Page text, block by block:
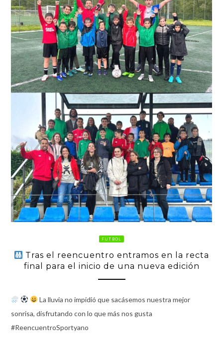
FUTBOL
Tras el reencuentro entramos en la recta
final para el inicio de una nueva edición
La lluvia no impidió que sacásemos nuestra mejor
sonrisa, disfrutando con lo que más nos gusta
#ReencuentroSportyano